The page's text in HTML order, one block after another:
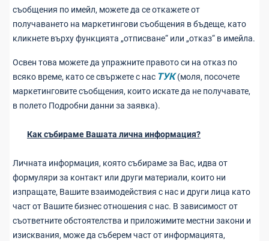
съобщения по имейл, можете да се откажете от
получаването на маркетингови съобщения в бъдеще, като
кликнете върху функцията „отписване“ или „отказ“ в имейла.
Освен това можете да упражните правото си на отказ по
всяко време, като се свържете с нас ТУК(моля, посочете
маркетинговите съобщения, които искате да не получавате,
в полето Подробни данни за заявка).
Как събираме Вашата лична информация?
Личната информация, която събираме за Вас, идва от
формуляри за контакт или други материали, които ни
изпращате, Вашите взаимодействия с нас и други лица като
част от Вашите бизнес отношения с нас. В зависимост от
съответните обстоятелства и приложимите местни закони и
изисквания, може да съберем част от информацията,